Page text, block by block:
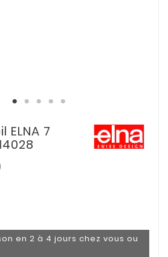
ELNA 7
en 2 à 4 jours chez vous ou